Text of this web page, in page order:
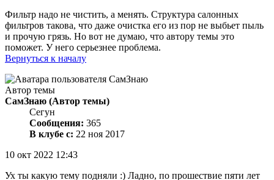
Фильтр надо не чистить, а менять. Структура салонных
фильтров такова, что даже очистка его из пор не выбьет пыль
и прочую грязь. Но вот не думаю, что автору темы это
поможет. У него серьезнее проблема.
Вернуться к началу
Автор темы
СамЗнаю (Автор темы)
Сегун
Сообщения: 365
В клубе с: 22 ноя 2017
10 окт 2022 12:43
Ух ты какую тему подняли :) Ладно, по прошествие пяти лет